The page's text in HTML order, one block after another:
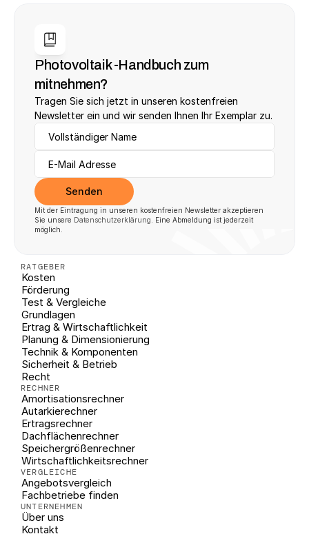
Photovoltaik -Handbuch zum
mitnehmen?
Tragen Sie sich jetzt in unseren kostenfreien
Newsletter ein und wir senden Ihnen Ihr Exemplar zu.
Senden
Mit der Eintragung in unseren kostenfreien Newsletter akzeptieren
Sie unsere Datenschutzerklärung . Eine Abmeldung ist jederzeit
möglich.
RATGEBER
Kosten
Förderung
Test & Vergleiche
Grundlagen
Ertrag & Wirtschaftlichkeit
Planung & Dimensionierung
Technik & Komponenten
Sicherheit & Betrieb
Recht
RECHNER
Amortisationsrechner
Autarkierechner
Ertragsrechner
Dachflächenrechner
Speichergrößenrechner
Wirtschaftlichkeitsrechner
VERGLEICHE
Angebotsvergleich
Fachbetriebe finden
UNTERNEHMEN
Über uns
Kontakt